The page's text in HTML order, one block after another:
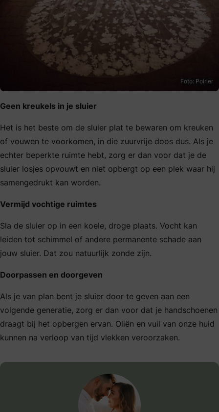
Foto: Poirier
Geen kreukels in je sluier
Het is het beste om de sluier plat te bewaren om kreuken
of vouwen te voorkomen, in die zuurvrije doos dus. Als je
echter beperkte ruimte hebt, zorg er dan voor dat je de
sluier losjes opvouwt en niet opbergt op een plek waar hij
samengedrukt kan worden.
Vermijd vochtige ruimtes
Sla de sluier op in een koele, droge plaats. Vocht kan
leiden tot schimmel of andere permanente schade aan
jouw sluier. Dat zou natuurlijk zonde zijn.
Doorpassen en doorgeven
Als je van plan bent je sluier door te geven aan een
volgende generatie, zorg er dan voor dat je handschoenen
draagt bij het opbergen ervan. Oliën en vuil van onze huid
kunnen na verloop van tijd vlekken veroorzaken.